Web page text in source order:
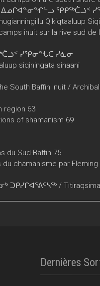
ᕿᑭᖅᑖᓘᑉ
Qikiqtaaluup
inuit sur la rive sud de
ᓯᕿᓂᖓᑕ ᓯᓈᓂ
siqiningata sinaani
South Baffin Inuit /
region 63
of shamanism 69
du Sud-Baffin 75
chamanisme par Fleming
ᑐᑭᓯᒋᐊᕐᕕᑦᓴᖅ /
Dernières